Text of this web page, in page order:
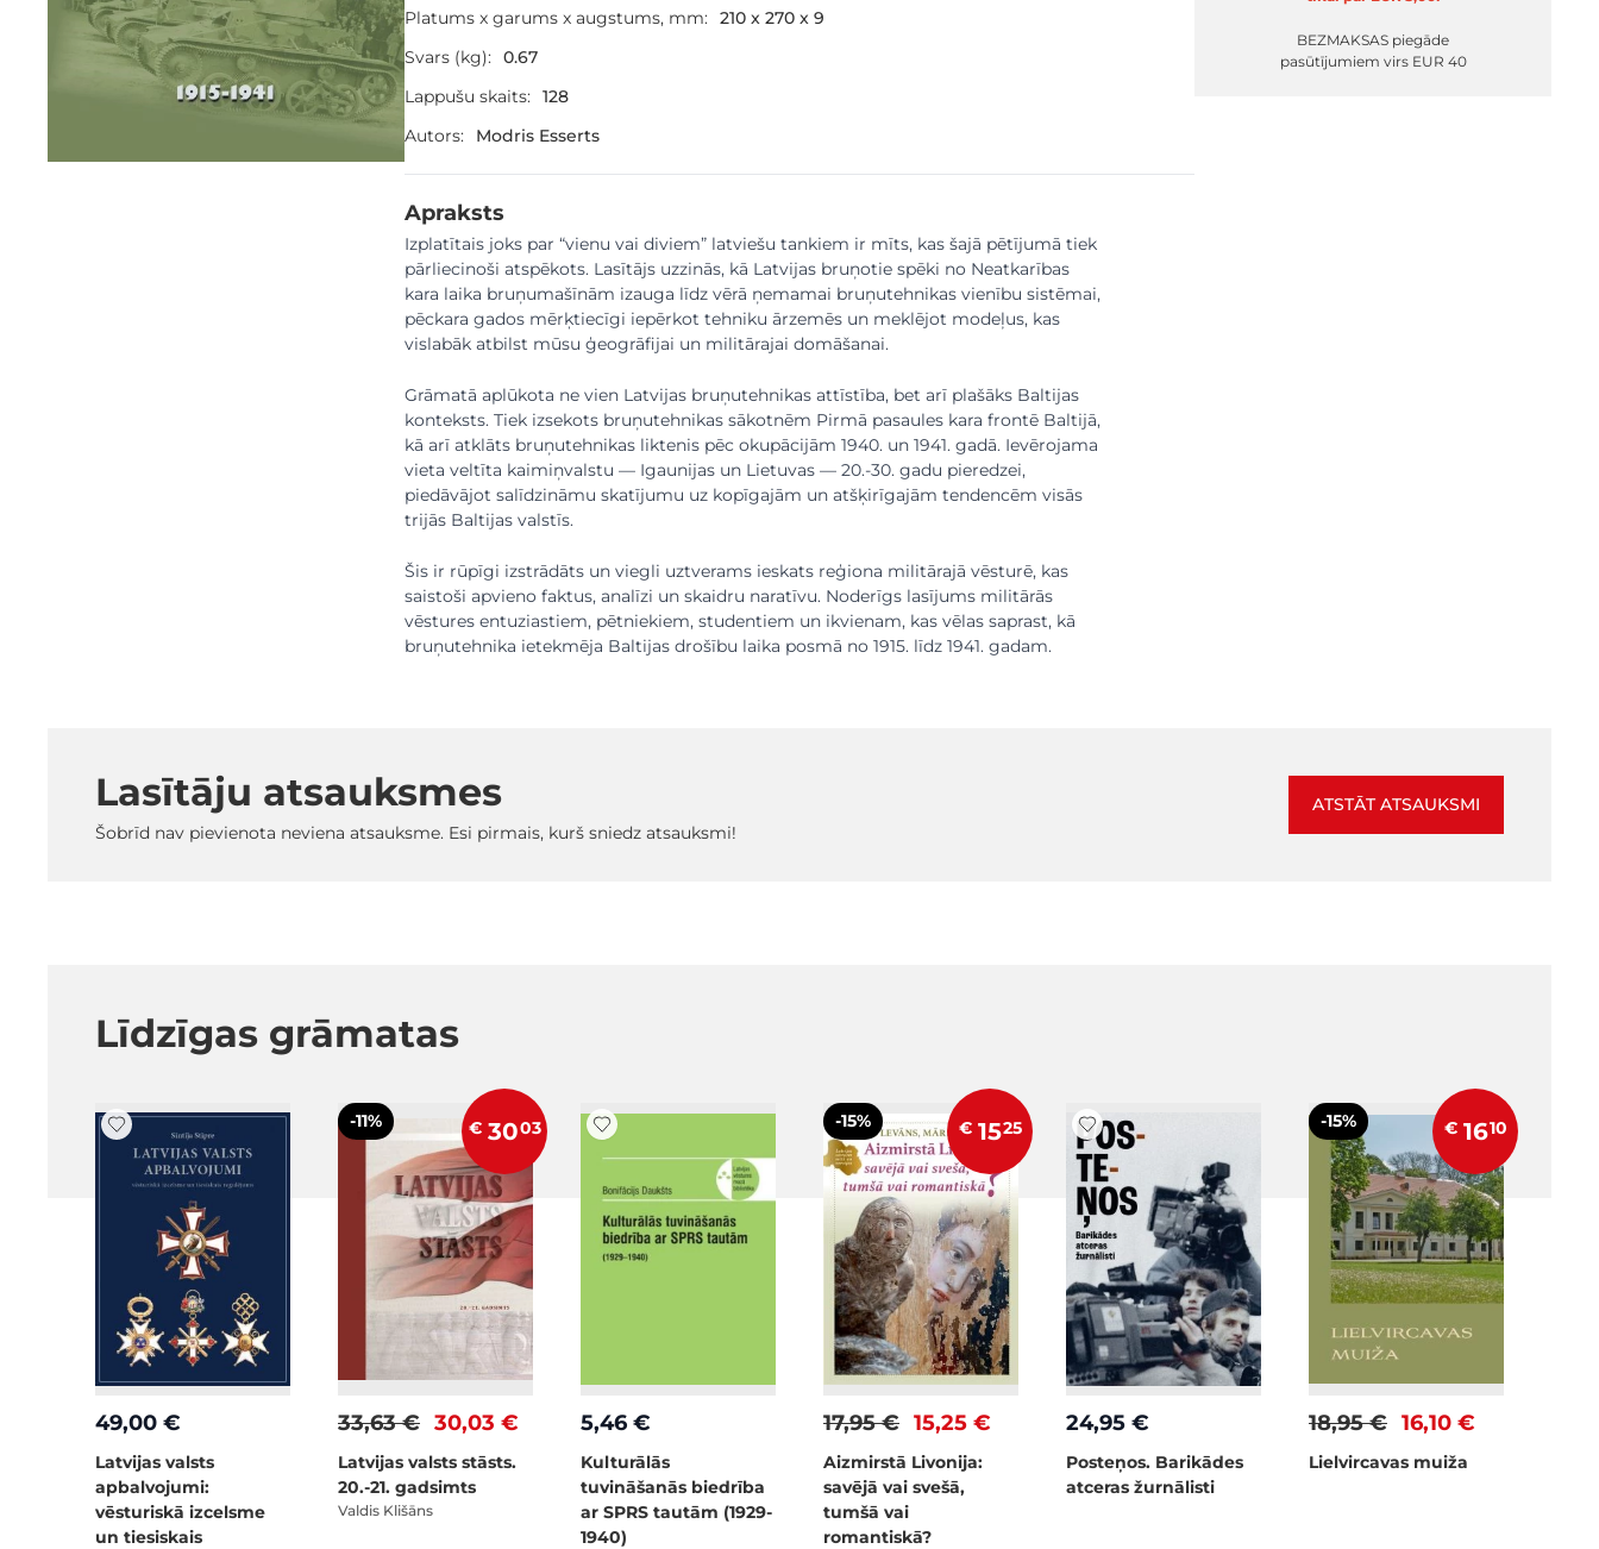
Platums x garums x augstums, mm:
210 x 270 x 9
Svars (kg):
0.67
Lappušu skaits:
128
Autors:
Modris Esserts
Apraksts
Izplatītais joks par “vienu vai diviem” latviešu tankiem ir mīts, kas šajā pētījumā tiek
pārliecinoši atspēkots. Lasītājs uzzinās, kā Latvijas bruņotie spēki no Neatkarības
kara laika bruņumašīnām izauga līdz vērā ņemamai bruņutehnikas vienību sistēmai,
pēckara gados mērķtiecīgi iepērkot tehniku ārzemēs un meklējot modeļus, kas
vislabāk atbilst mūsu ģeogrāfijai un militārajai domāšanai.
Grāmatā aplūkota ne vien Latvijas bruņutehnikas attīstība, bet arī plašāks Baltijas
konteksts. Tiek izsekots bruņutehnikas sākotnēm Pirmā pasaules kara frontē Baltijā,
kā arī atklāts bruņutehnikas liktenis pēc okupācijām 1940. un 1941. gadā. Ievērojama
vieta veltīta kaimiņvalstu — Igaunijas un Lietuvas — 20.-30. gadu pieredzei,
piedāvājot salīdzināmu skatījumu uz kopīgajām un atšķirīgajām tendencēm visās
trijās Baltijas valstīs.
Šis ir rūpīgi izstrādāts un viegli uztverams ieskats reģiona militārajā vēsturē, kas
saistoši apvieno faktus, analīzi un skaidru naratīvu. Noderīgs lasījums militārās
vēstures entuziastiem, pētniekiem, studentiem un ikvienam, kas vēlas saprast, kā
bruņutehnika ietekmēja Baltijas drošību laika posmā no 1915. līdz 1941. gadam.
BEZMAKSAS piegāde
pasūtījumiem virs EUR 40
Lasītāju atsauksmes
Šobrīd nav pievienota neviena atsauksme. Esi pirmais, kurš sniedz atsauksmi!
ATSTĀT ATSAUKSMI
Līdzīgas grāmatas
49,00 €
Latvijas valsts
apbalvojumi:
vēsturiskā izcelsme
un tiesiskais
-11% € 3003
30,03 €
33,63 €
Latvijas valsts stāsts.
20.-21. gadsimts
Valdis Klišāns
5,46 €
Kulturālās
tuvināšanās biedrība
ar SPRS tautām (1929-
1940)
-15% € 1525
15,25 €
17,95 €
Aizmirstā Livonija:
savējā vai svešā,
tumšā vai
romantiskā?
24,95 €
Posteņos. Barikādes
atceras žurnālisti
-15% € 1610
16,10 €
18,95 €
Lielvircavas muiža